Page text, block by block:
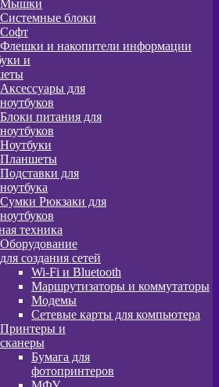
Мышки
Системные блоки
Софт
Флешки и накопители информации
и
Аксессуары для
ноутбуков
Блоки питания для
ноутбуков
Ноутбуки
Планшеты
Подставки для
ноутбука
Сумки Рюкзаки для
ноутбуков
техника
Оборудование
для создания сетей
Wi-Fi и Bluetooth
Маршрутизаторы и коммутаторы
Модемы
Сетевые карты для компьютера
Принтеры и
сканеры
Бумага для
фотопринтеров